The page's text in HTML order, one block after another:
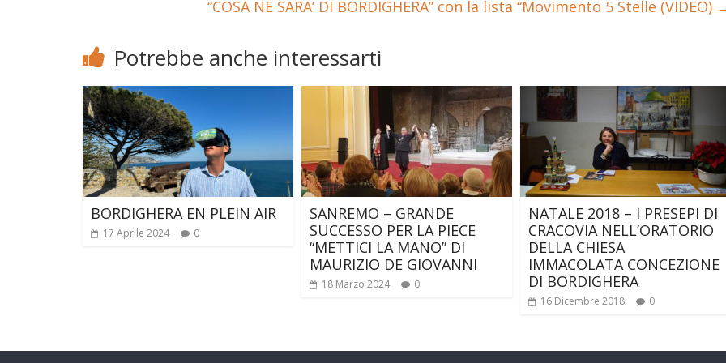
“COSA NE SARA’ DI BORDIGHERA” con la lista “Movimento 5 Stelle (VIDEO)
Potrebbe anche interessarti
BORDIGHERA EN PLEIN AIR
17 Aprile 2024 0
SANREMO – GRANDE
SUCCESSO PER LA PIECE
“METTICI LA MANO” DI
MAURIZIO DE GIOVANNI
18 Marzo 2024 0
NATALE 2018 – I PRESEPI DI
CRACOVIA NELL’ORATORIO
DELLA CHIESA
IMMACOLATA CONCEZIONE
DI BORDIGHERA
16 Dicembre 2018 0